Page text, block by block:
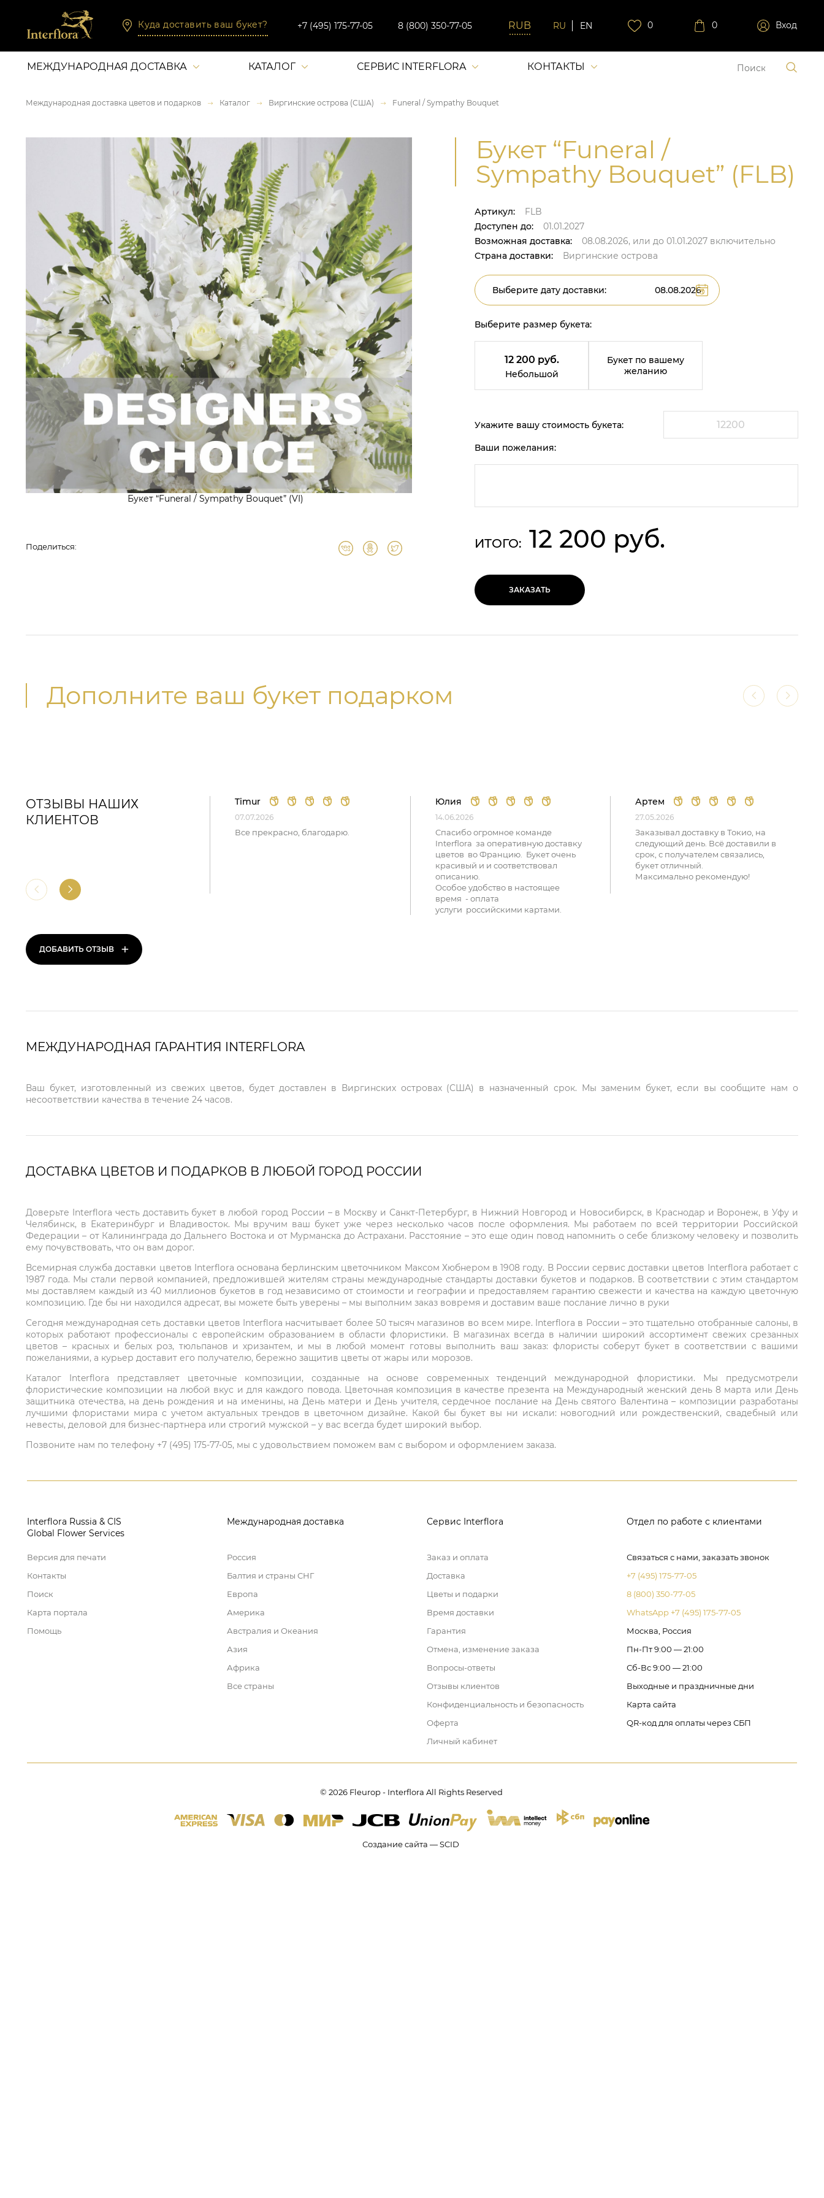
Куда доставить ваш букет? +7 (495) 175-77-05 8 (800) 350-77-05 RU EN 0 0 Вход
МЕЖДУНАРОДНАЯ ДОСТАВКА КАТАЛОГ СЕРВИС INTERFLORA КОНТАКТЫ
Международная доставка цветов и подарков Каталог Виргинские острова (США) Funeral / Sympathy Bouquet
Букет “Funeral / Sympathy Bouquet” (VI)
Поделиться:
Букет “Funeral /
Sympathy Bouquet” (FLB)
Артикул:
FLB
Доступен до:
01.01.2027
Возможная доставка:
08.08.2026, или до 01.01.2027 включительно
Страна доставки:
Виргинские острова
Выберите дату доставки:
Выберите размер букета:
12 200 руб.
Небольшой
Букет по вашему
желанию
Укажите вашу стоимость букета:
Ваши пожелания:
ИТОГО: 12 200 руб.
ЗАКАЗАТЬ
Дополните ваш букет подарком
ОТЗЫВЫ НАШИХ
КЛИЕНТОВ
ДОБАВИТЬ ОТЗЫВ +
Timur
07.07.2026
Все прекрасно, благодарю.
Юлия
14.06.2026
Спасибо огромное команде
Interflora за оперативную доставку
цветов во Францию. Букет очень
красивый и и соответствовал
описанию.
Особое удобство в настоящее
время - оплата
услуги российскими картами.
Артем
27.05.2026
Заказывал доставку в Токио, на
следующий день. Всё доставили в
срок, с получателем связались,
букет отличный.
Максимально рекомендую!
МЕЖДУНАРОДНАЯ ГАРАНТИЯ INTERFLORA
Ваш букет, изготовленный из свежих цветов, будет доставлен в Виргинских островах (США) в назначенный срок. Мы заменим букет, если вы сообщите нам о
несоответствии качества в течение 24 часов.
ДОСТАВКА ЦВЕТОВ И ПОДАРКОВ В ЛЮБОЙ ГОРОД РОССИИ
Доверьте Interflora честь доставить букет в любой город России – в Москву и Санкт-Петербург, в Нижний Новгород и Новосибирск, в Краснодар и Воронеж, в Уфу и
Челябинск, в Екатеринбург и Владивосток. Мы вручим ваш букет уже через несколько часов после оформления. Мы работаем по всей территории Российской
Федерации – от Калининграда до Дальнего Востока и от Мурманска до Астрахани. Расстояние – это еще один повод напомнить о себе близкому человеку и позволить
ему почувствовать, что он вам дорог.
Всемирная служба доставки цветов Interflora основана берлинским цветочником Максом Хюбнером в 1908 году. В России сервис доставки цветов Interflora работает с
1987 года. Мы стали первой компанией, предложившей жителям страны международные стандарты доставки букетов и подарков. В соответствии с этим стандартом
мы доставляем каждый из 40 миллионов букетов в год независимо от стоимости и географии и предоставляем гарантию свежести и качества на каждую цветочную
композицию. Где бы ни находился адресат, вы можете быть уверены – мы выполним заказ вовремя и доставим ваше послание лично в руки
Сегодня международная сеть доставки цветов Interflora насчитывает более 50 тысяч магазинов во всем мире. Interflora в России – это тщательно отобранные салоны, в
которых работают профессионалы с европейским образованием в области флористики. В магазинах всегда в наличии широкий ассортимент свежих срезанных
цветов – красных и белых роз, тюльпанов и хризантем, и мы в любой момент готовы выполнить ваш заказ: флористы соберут букет в соответствии с вашими
пожеланиями, а курьер доставит его получателю, бережно защитив цветы от жары или морозов.
Каталог Interflora представляет цветочные композиции, созданные на основе современных тенденций международной флористики. Мы предусмотрели
флористические композиции на любой вкус и для каждого повода. Цветочная композиция в качестве презента на Международный женский день 8 марта или День
защитника отечества, на день рождения и на именины, на День матери и День учителя, сердечное послание на День святого Валентина – композиции разработаны
лучшими флористами мира с учетом актуальных трендов в цветочном дизайне. Какой бы букет вы ни искали: новогодний или рождественский, свадебный или
невесты, деловой для бизнес-партнера или строгий мужской – у вас всегда будет широкий выбор.
Позвоните нам по телефону +7 (495) 175-77-05, мы с удовольствием поможем вам с выбором и оформлением заказа.
Interflora Russia & CIS
Global Flower Services
Версия для печати
Контакты
Поиск
Карта портала
Помощь
Международная доставка
Россия
Балтия и страны СНГ
Европа
Америка
Австралия и Океания
Азия
Африка
Все страны
Сервис Interflora
Заказ и оплата
Доставка
Цветы и подарки
Время доставки
Гарантия
Отмена, изменение заказа
Вопросы-ответы
Отзывы клиентов
Конфиденциальность и безопасность
Оферта
Личный кабинет
Отдел по работе с клиентами
Связаться с нами, заказать звонок
+7 (495) 175-77-05
8 (800) 350-77-05
WhatsApp +7 (495) 175-77-05
Москва, Россия
Пн-Пт 9:00 — 21:00
Сб-Вс 9:00 — 21:00
Выходные и праздничные дни
Карта сайта
QR-код для оплаты через СБП
© 2026 Fleurop - Interflora All Rights Reserved
Создание сайта — SCID